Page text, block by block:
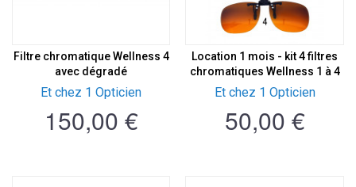
Filtre chromatique Wellness 4
avec dégradé
Et chez 1 Opticien
150,00 €
Location 1 mois - kit 4 filtres
chromatiques Wellness 1 à 4
Et chez 1 Opticien
50,00 €